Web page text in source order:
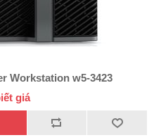
Workstation w5-3423
giá